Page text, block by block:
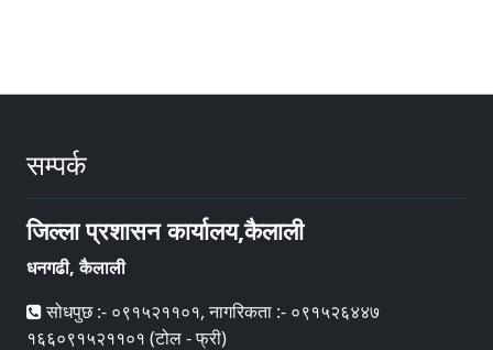
सम्पर्क
जिल्ला प्रशासन कार्यालय,कैलाली
धनगढी, कैलाली
सोधपुछ :- ०९१५२११०१, नागरिकता :- ०९१५२६४४७
१६६०९१५२११०१ (टोल - फ्री)